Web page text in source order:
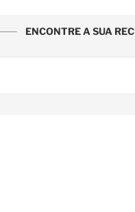
ENCONTRE A SUA